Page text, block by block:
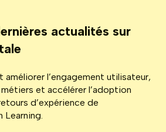
actualités sur
améliorer l’engagement utilisateur,
et accélérer l’adoption
d’expérience de
Learning.